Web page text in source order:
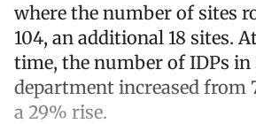
where the number of sites
104, an additional 18 sites.
time, the number of IDPs
department increased from
a 29% rise.